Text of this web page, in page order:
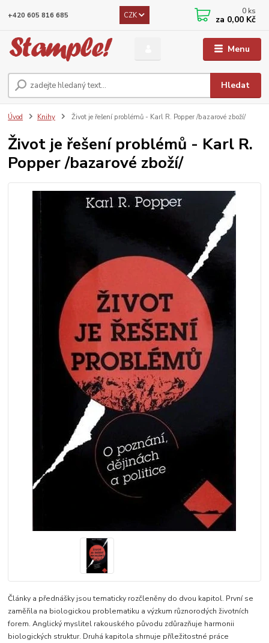
Menu
CZK
Hledat
+420 605 816 685 0 ks
za 0,00 Kč
Úvod Knihy Život je řešení problémů - Karl R. Popper /bazarové zboží/
Život je řešení problémů - Karl R.
Popper /bazarové zboží/
Články a přednášky jsou tematicky rozčleněny do dvou kapitol. První se
zaměřila na biologickou problematiku a výzkum různorodých životních
forem. Anglický myslitel rakouského původu zdůrazňuje harmonii
biologických struktur. Druhá kapitola shrnuje příležitostné práce